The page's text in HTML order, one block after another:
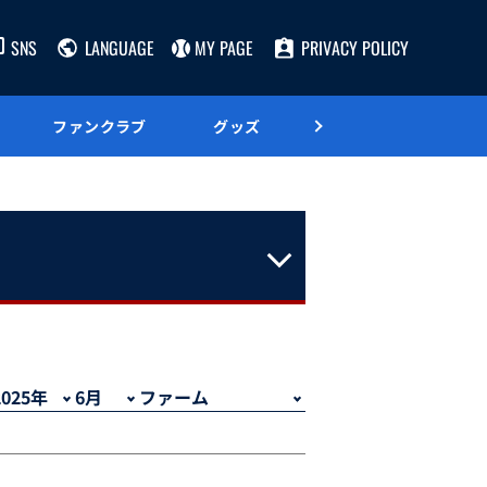
SNS LANGUAGE MY PAGE PRIVACY POLICY
ファンクラブ グッズ